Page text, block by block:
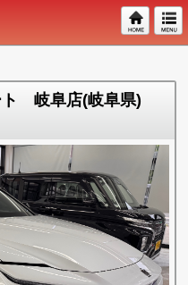
ト 岐阜店(岐阜県)